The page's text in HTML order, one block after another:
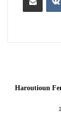
Haroutioun